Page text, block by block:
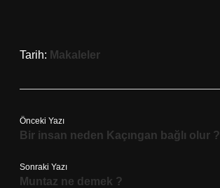
Tarih: Makaleler
Önceki Yazı
Bir insan neden Kaçıngan bağlı olur ?
Sonraki Yazı
Muntaz ne demek ?